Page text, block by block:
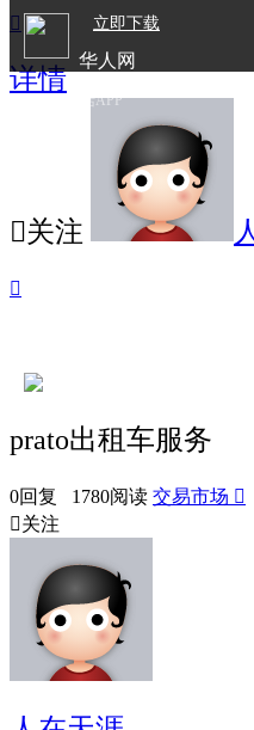
立即下载
华人网
欧洲华人生活APP

详情
关注

prato出租车服务
0回复 1780阅读 交易市场 
关注